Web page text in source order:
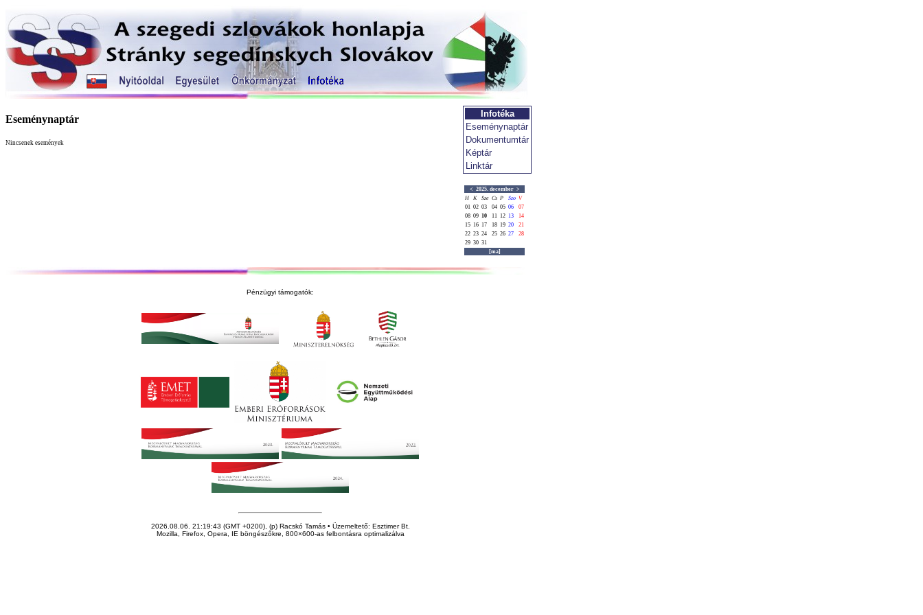
Eseménynaptár
Nincsenek események
Infotéka
Eseménynaptár
Dokumentumtár
Képtár
Linktár
< 2025. december >
H
K Sze Cs P Szo V
01 02 03 04 05 06
07
08 09 10 11 12 13
14
15 16 17 18 19 20
21
22 23 24 25 26 27
28
29 30 31
[ma]
Pénzügyi támogatók:
2026.08.06. 21:19:43 (GMT +0200), (p) Racskó Tamás • Üzemeltető: Esztimer Bt.
Mozilla, Firefox, Opera, IE böngészőkre, 800×600-as felbontásra optimalizálva